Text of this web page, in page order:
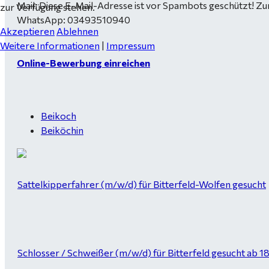
Mail:Diese E-Mail-Adresse ist vor Spambots geschützt!
WhatsApp: 03493510940
Online-Bewerbung einreichen
Beikoch
Beiköchin
Sattelkipperfahrer (m/w/d) für Bitterfeld-Wolfen gesucht
Schlosser / Schweißer (m/w/d) für Bitterfeld gesucht ab
zur Verfügung stehen.
Akzeptieren Ablehnen
Weitere Informationen | Impressum